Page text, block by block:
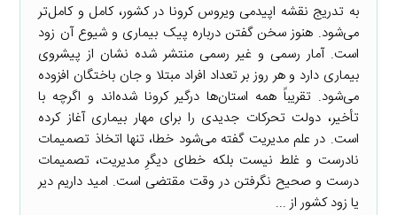
به تدریج نقشه اپیدمی ویروس کرونا در کشور، کامل و کامل‌تر
می‌شود. هنوز سخن گفتن درباره پیک بیماری و شیوع آن زود
است. آمار رسمی و غیر رسمی منتشر شده نشان از پیشروی
بیماری دارد و هر روز بر تعداد افراد مبتلا و جان باختگان افزوده
می‌شود. تقریباً همه استان‌ها درگیر کرونا شده‌اند و اگرچه با
تأخیر، دولت تحرکات جدیدی را برای مهار بیماری آغاز کرده
است. در علم مدیریت گفته می‌شود خطا، تنها اتخاذ تصمیمات
نادرست و غلط نیست بلکه خطای دیگرِ مدیریت، تصمیمات
درست و صحیح نگرفتن در وقت مقتضی است. امید داریم دیر
یا زود کشور از ...